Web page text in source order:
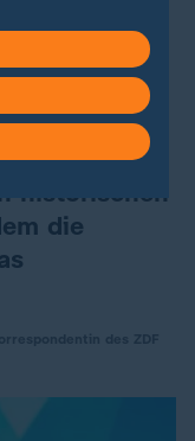
gemacht
historischen
die